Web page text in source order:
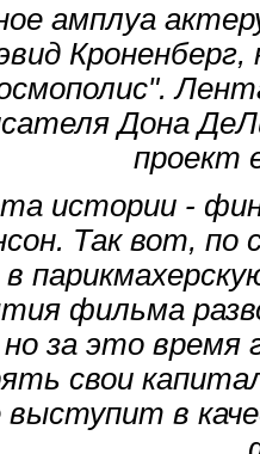
амплуа
Дона
проект
истории -
Так вот, по
фильма
за это
свои
в